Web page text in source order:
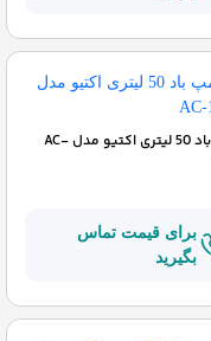
پمپ باد 50 لیتری اکتیو مدل AC-
برای قیمت تماس
بگیرید